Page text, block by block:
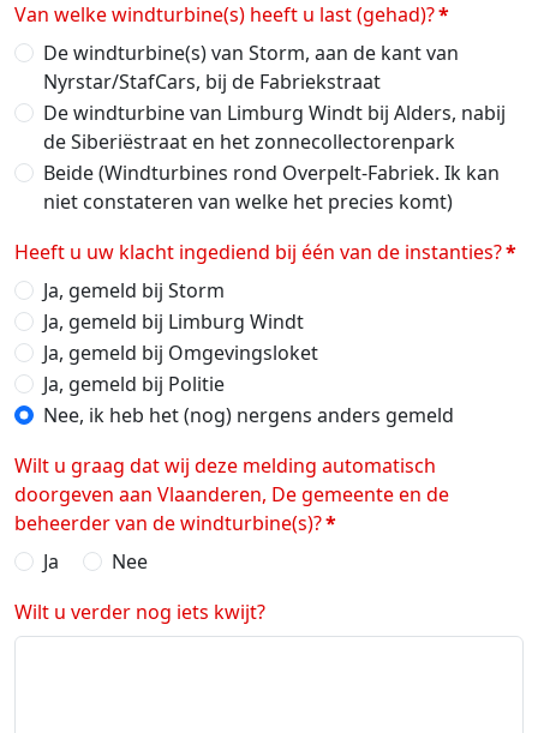
Van welke windturbine(s) heeft u last (gehad)?*
De windturbine(s) van Storm, aan de kant van
Nyrstar/StafCars, bij de Fabriekstraat
De windturbine van Limburg Windt bij Alders, nabij
de Siberiëstraat en het zonnecollectorenpark
Beide (Windturbines rond Overpelt-Fabriek. Ik kan
niet constateren van welke het precies komt)
Heeft u uw klacht ingediend bij één van de instanties?*
Ja, gemeld bij Storm
Ja, gemeld bij Limburg Windt
Ja, gemeld bij Omgevingsloket
Ja, gemeld bij Politie
Nee, ik heb het (nog) nergens anders gemeld
Wilt u graag dat wij deze melding automatisch
doorgeven aan Vlaanderen, De gemeente en de
beheerder van de windturbine(s)?*
Ja
Nee
Wilt u verder nog iets kwijt?